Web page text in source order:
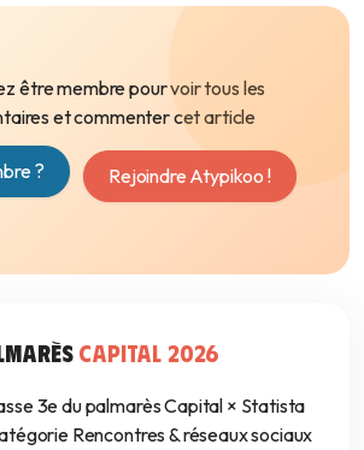
être membre pour voir tous les
et commenter cet article
? Rejoindre Atypikoo !
CAPITAL 2026
3e du palmarès Capital × Statista
Rencontres & réseaux sociaux